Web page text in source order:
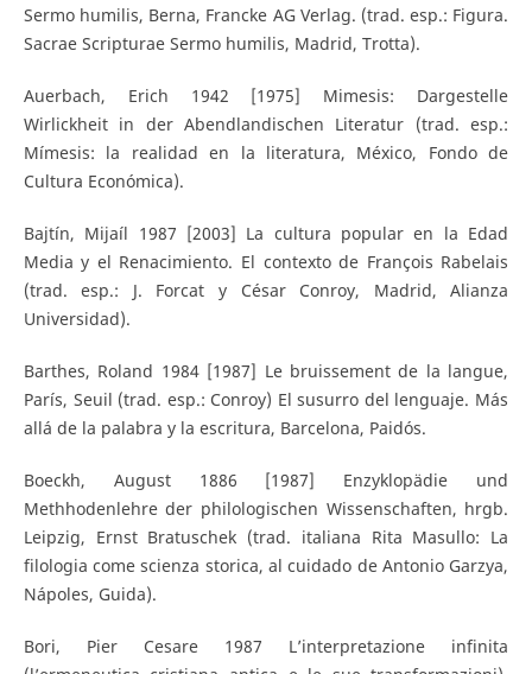
Sermo humilis, Berna, Francke AG Verlag. (trad. esp.: Figura.
Sacrae Scripturae Sermo humilis, Madrid, Trotta).
Auerbach, Erich 1942 [1975] Mimesis: Dargestelle
Wirlickheit in der Abendlandischen Literatur (trad. esp.:
Mímesis: la realidad en la literatura, México, Fondo de
Cultura Económica).
Bajtín, Mijaíl 1987 [2003] La cultura popular en la Edad
Media y el Renacimiento. El contexto de François Rabelais
(trad. esp.: J. Forcat y César Conroy, Madrid, Alianza
Universidad).
Barthes, Roland 1984 [1987] Le bruissement de la langue,
París, Seuil (trad. esp.: Conroy) El susurro del lenguaje. Más
allá de la palabra y la escritura, Barcelona, Paidós.
Boeckh, August 1886 [1987] Enzyklopädie und
Methhodenlehre der philologischen Wissenschaften, hrgb.
Leipzig, Ernst Bratuschek (trad. italiana Rita Masullo: La
filologia come scienza storica, al cuidado de Antonio Garzya,
Nápoles, Guida).
Bori, Pier Cesare 1987 L’interpretazione infinita